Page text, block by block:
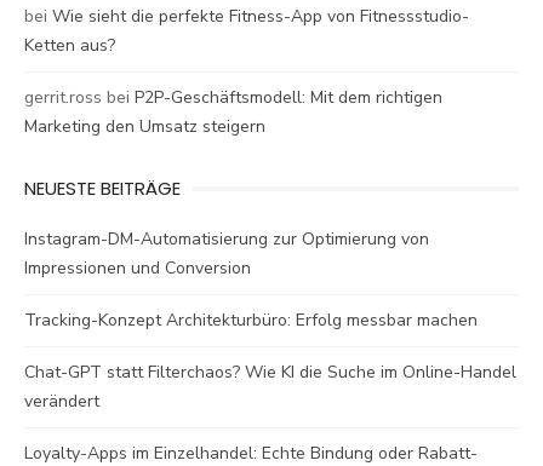
bei Wie sieht die perfekte Fitness-App von Fitnessstudio-
Ketten aus?
gerrit.ross bei P2P-Geschäftsmodell: Mit dem richtigen
Marketing den Umsatz steigern
NEUESTE BEITRÄGE
Instagram-DM-Automatisierung zur Optimierung von
Impressionen und Conversion
Tracking-Konzept Architekturbüro: Erfolg messbar machen
Chat-GPT statt Filterchaos? Wie KI die Suche im Online-Handel
verändert
Loyalty-Apps im Einzelhandel: Echte Bindung oder Rabatt-